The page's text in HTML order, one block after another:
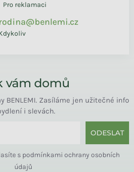
Pro reklamaci
vám domů
BENLEMI. Zasíláme jen užitečné info
i slevách.
ODESLAT
s podmínkami ochrany osobních
údajů